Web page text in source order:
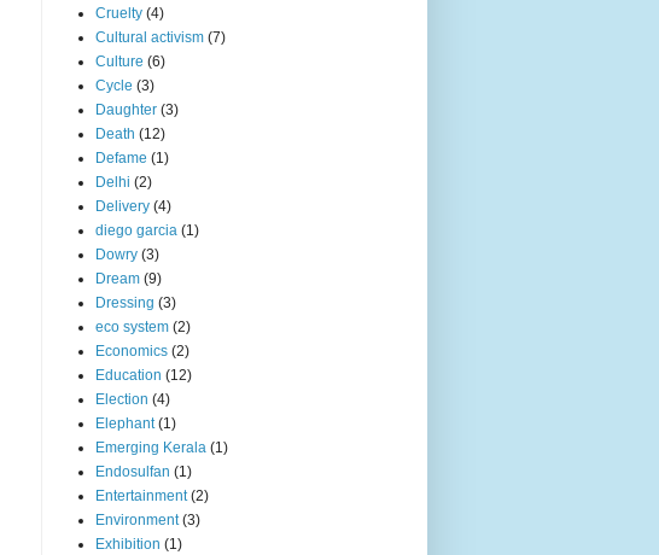
Cruelty (4)
Cultural activism (7)
Culture (6)
Cycle (3)
Daughter (3)
Death (12)
Defame (1)
Delhi (2)
Delivery (4)
diego garcia (1)
Dowry (3)
Dream (9)
Dressing (3)
eco system (2)
Economics (2)
Education (12)
Election (4)
Elephant (1)
Emerging Kerala (1)
Endosulfan (1)
Entertainment (2)
Environment (3)
Exhibition (1)